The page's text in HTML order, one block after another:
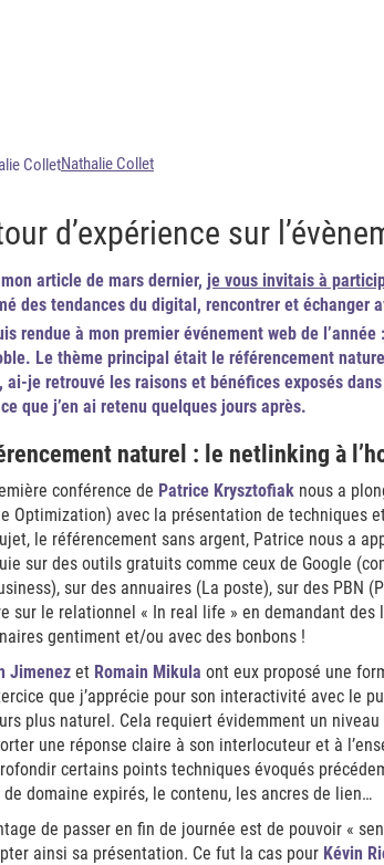
Nathalie Collet
d’expérience sur
article de mars dernier, je vous invitais à
des tendances du digital, rencontrer et échanger
rendue à mon premier événement web de l’année
Le thème principal était le référencement
ai-je retrouvé les raisons et bénéfices exposés
que j’en ai retenu quelques jours après.
naturel : le netlinking à
conférence de Patrice Krysztofiak nous a
Optimization) avec la présentation de techniques
le référencement sans argent, Patrice nous a
sur des outils gratuits comme ceux de Google
sur des annuaires (La poste), sur des PBN
sur le relationnel « In real life » en demandant
gentiment et/ou avec des bonbons !
Jimenez et Romain Mikula ont eux proposé une
que j’apprécie pour son interactivité avec le
plus naturel. Cela requiert évidemment un
une réponse claire à son interlocuteur et à
certains points techniques évoqués
de domaine expirés, le contenu, les ancres de lien…
de passer en fin de journée est de pouvoir «
ainsi sa présentation. Ce fut la cas pour Kévin